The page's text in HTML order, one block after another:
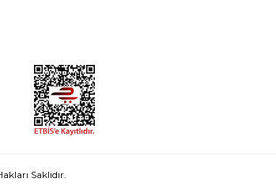
Saklıdır.